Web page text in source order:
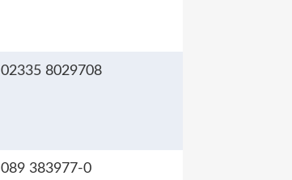
02335 8029708
089 383977-0